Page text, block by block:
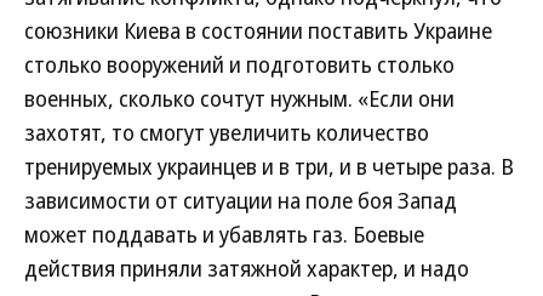
союзники Киева в состоянии поставить Украине
столько вооружений и подготовить столько
военных, сколько сочтут нужным. «Если они
захотят, то смогут увеличить количество
тренируемых украинцев и в три, и в четыре раза. В
зависимости от ситуации на поле боя Запад
может поддавать и убавлять газ. Боевые
действия приняли затяжной характер, и надо